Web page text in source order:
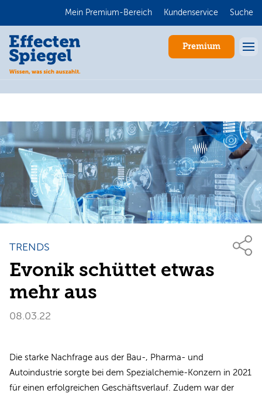
Mein Premium-Bereich Kundenservice Suche
Premium
TRENDS
Evonik schüttet etwas
mehr aus
08.03.22
Die starke Nachfrage aus der Bau-, Pharma- und
Autoindustrie sorgte bei dem Spezialchemie-Konzern in 2021
für einen erfolgreichen Geschäftsverlauf. Zudem war der
Anmelden